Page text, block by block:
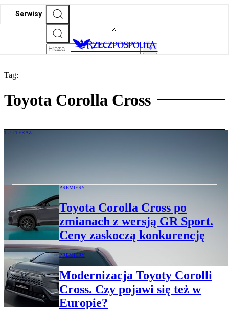
Serwisy
Tag:
Toyota Corolla Cross
TU I TERAZ
PREMIERY
Toyota Corolla Cross po
zmianach z wersją GR Sport.
Ceny zaskoczą konkurencję
PREMIERY
Modernizacja Toyoty Corolli
Cross. Czy pojawi się też w
Europie?